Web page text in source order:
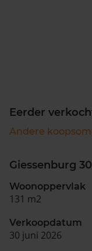
Eerder
Andere
Giessenburg 30
Woonoppervlak
131 m2
Verkoopdatum
30 juni 2026